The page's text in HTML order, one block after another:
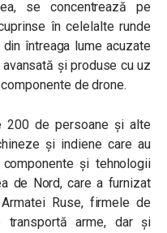
se concentrează pe
în celelalte runde
întreaga lume acuzate
și produse cu uz
de drone.
200 de persoane și alte
și indiene care au
și tehnologii
de Nord, care a furnizat
Ruse, firmele de
transportă arme, dar și